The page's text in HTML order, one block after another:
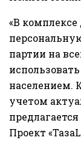
«В
партии на
населением.
учетом
Проект